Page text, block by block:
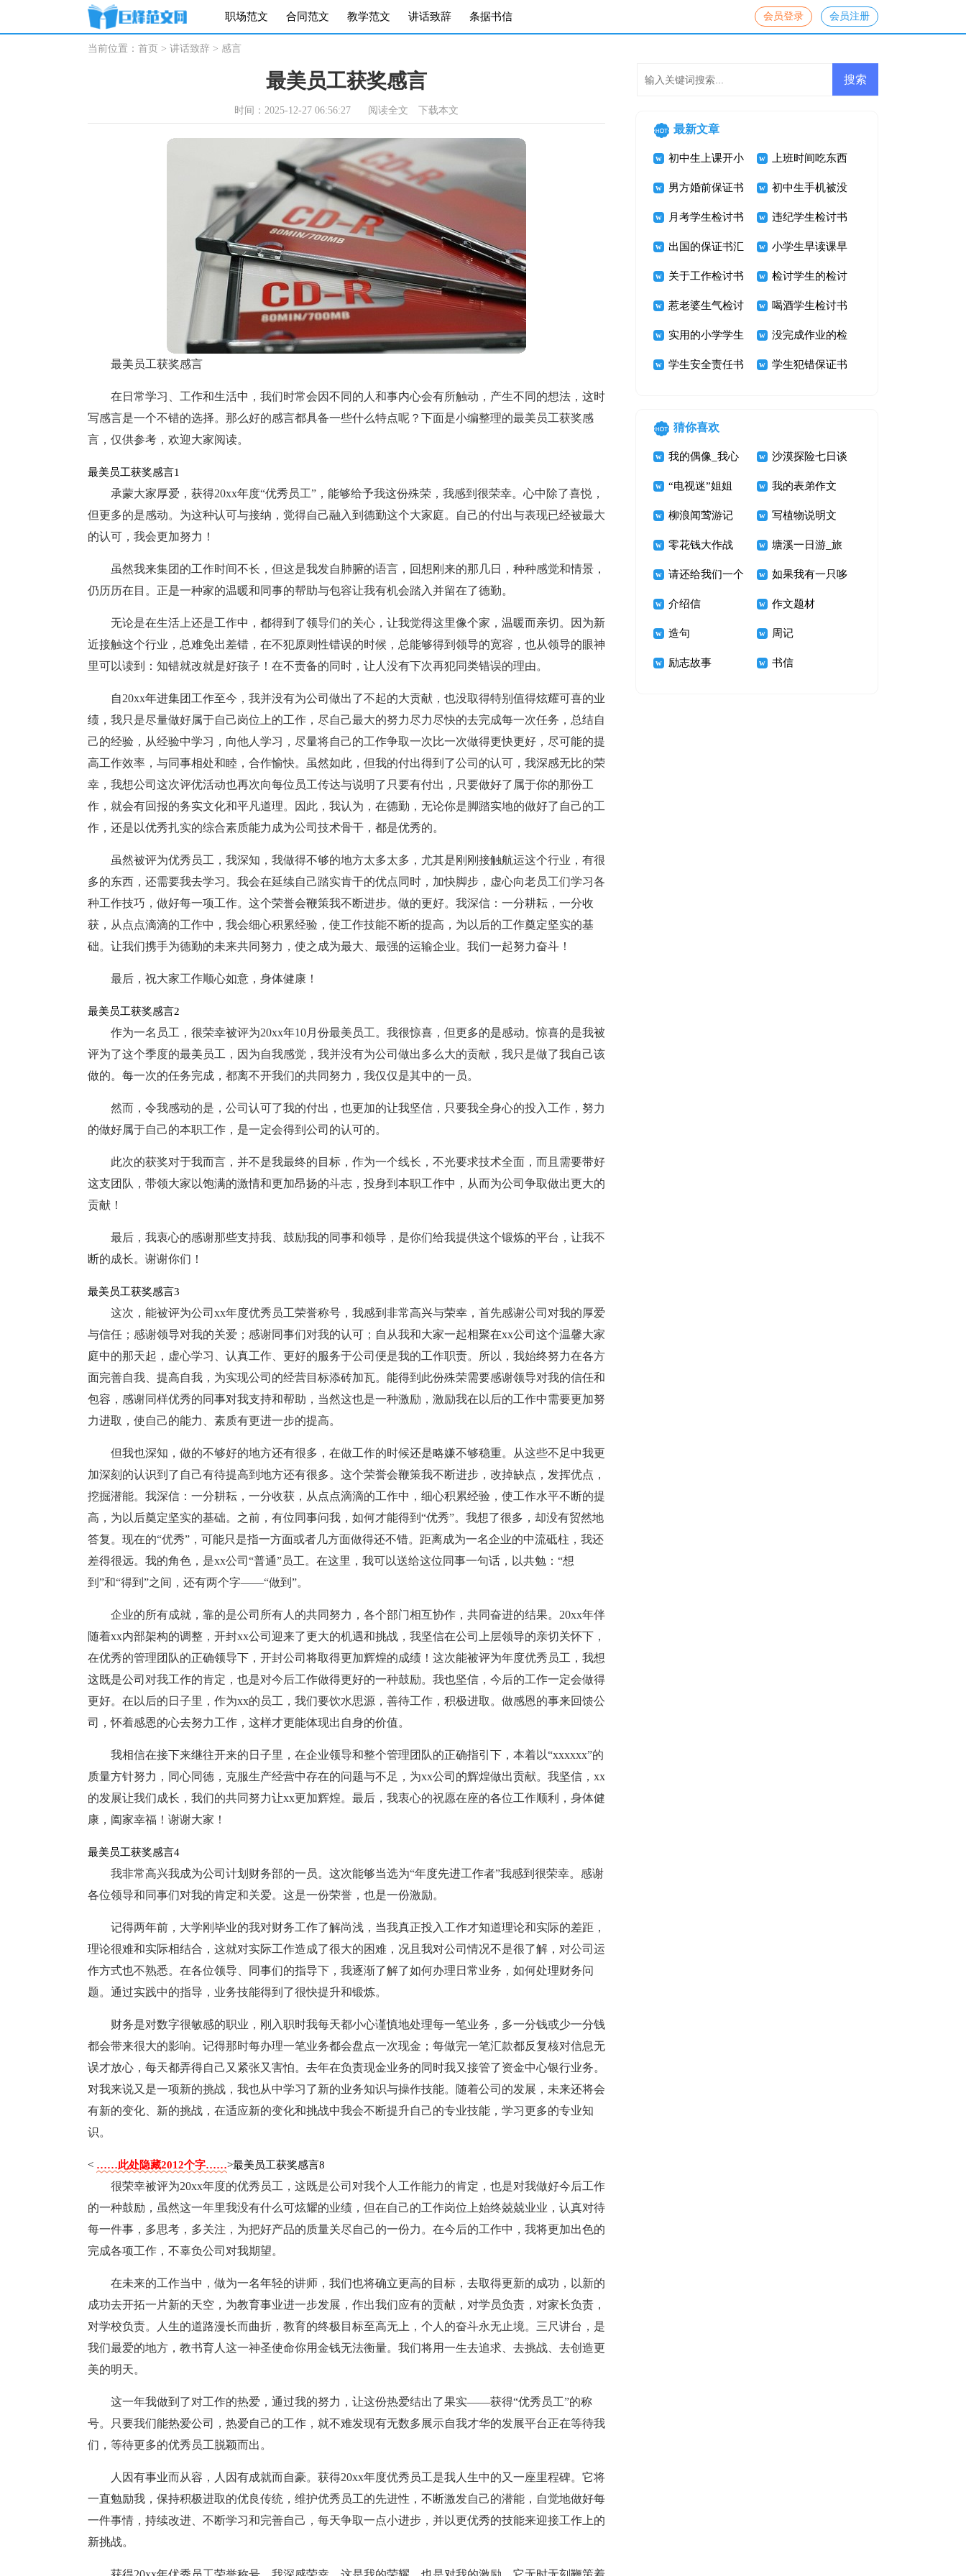
职场范文 合同范文 教学范文 讲话致辞 条据书信 会员登录 会员注册
当前位置： 首页 > 讲话致辞 > 感言
最美员工获奖感言
时间：2025-12-27 06:56:27 阅读全文 下载本文
最美员工获奖感言
在日常学习、工作和生活中，我们时常会因不同的人和事内心会有所触动，产生不同的想法，这时
写感言是一个不错的选择。那么好的感言都具备一些什么特点呢？下面是小编整理的最美员工获奖感
言，仅供参考，欢迎大家阅读。
最美员工获奖感言1
承蒙大家厚爱，获得20xx年度“优秀员工”，能够给予我这份殊荣，我感到很荣幸。心中除了喜悦，
但更多的是感动。为这种认可与接纳，觉得自己融入到德勤这个大家庭。自己的付出与表现已经被最大
的认可，我会更加努力！
虽然我来集团的工作时间不长，但这是我发自肺腑的语言，回想刚来的那几日，种种感觉和情景，
仍历历在目。正是一种家的温暖和同事的帮助与包容让我有机会踏入并留在了德勤。
无论是在生活上还是工作中，都得到了领导们的关心，让我觉得这里像个家，温暖而亲切。因为新
近接触这个行业，总难免出差错，在不犯原则性错误的时候，总能够得到领导的宽容，也从领导的眼神
里可以读到：知错就改就是好孩子！在不责备的同时，让人没有下次再犯同类错误的理由。
自20xx年进集团工作至今，我并没有为公司做出了不起的大贡献，也没取得特别值得炫耀可喜的业
绩，我只是尽量做好属于自己岗位上的工作，尽自己最大的努力尽力尽快的去完成每一次任务，总结自
己的经验，从经验中学习，向他人学习，尽量将自己的工作争取一次比一次做得更快更好，尽可能的提
高工作效率，与同事相处和睦，合作愉快。虽然如此，但我的付出得到了公司的认可，我深感无比的荣
幸，我想公司这次评优活动也再次向每位员工传达与说明了只要有付出，只要做好了属于你的那份工
作，就会有回报的务实文化和平凡道理。因此，我认为，在德勤，无论你是脚踏实地的做好了自己的工
作，还是以优秀扎实的综合素质能力成为公司技术骨干，都是优秀的。
虽然被评为优秀员工，我深知，我做得不够的地方太多太多，尤其是刚刚接触航运这个行业，有很
多的东西，还需要我去学习。我会在延续自己踏实肯干的优点同时，加快脚步，虚心向老员工们学习各
种工作技巧，做好每一项工作。这个荣誉会鞭策我不断进步。做的更好。我深信：一分耕耘，一分收
获，从点点滴滴的工作中，我会细心积累经验，使工作技能不断的提高，为以后的工作奠定坚实的基
础。让我们携手为德勤的未来共同努力，使之成为最大、最强的运输企业。我们一起努力奋斗！
最后，祝大家工作顺心如意，身体健康！
最美员工获奖感言2
作为一名员工，很荣幸被评为20xx年10月份最美员工。我很惊喜，但更多的是感动。惊喜的是我被
评为了这个季度的最美员工，因为自我感觉，我并没有为公司做出多么大的贡献，我只是做了我自己该
做的。每一次的任务完成，都离不开我们的共同努力，我仅仅是其中的一员。
然而，令我感动的是，公司认可了我的付出，也更加的让我坚信，只要我全身心的投入工作，努力
的做好属于自己的本职工作，是一定会得到公司的认可的。
此次的获奖对于我而言，并不是我最终的目标，作为一个线长，不光要求技术全面，而且需要带好
这支团队，带领大家以饱满的激情和更加昂扬的斗志，投身到本职工作中，从而为公司争取做出更大的
贡献！
最后，我衷心的感谢那些支持我、鼓励我的同事和领导，是你们给我提供这个锻炼的平台，让我不
断的成长。谢谢你们！
最美员工获奖感言3
这次，能被评为公司xx年度优秀员工荣誉称号，我感到非常高兴与荣幸，首先感谢公司对我的厚爱
与信任；感谢领导对我的关爱；感谢同事们对我的认可；自从我和大家一起相聚在xx公司这个温馨大家
庭中的那天起，虚心学习、认真工作、更好的服务于公司便是我的工作职责。所以，我始终努力在各方
面完善自我、提高自我，为实现公司的经营目标添砖加瓦。能得到此份殊荣需要感谢领导对我的信任和
包容，感谢同样优秀的同事对我支持和帮助，当然这也是一种激励，激励我在以后的工作中需要更加努
力进取，使自己的能力、素质有更进一步的提高。
但我也深知，做的不够好的地方还有很多，在做工作的时候还是略嫌不够稳重。从这些不足中我更
加深刻的认识到了自己有待提高到地方还有很多。这个荣誉会鞭策我不断进步，改掉缺点，发挥优点，
挖掘潜能。我深信：一分耕耘，一分收获，从点点滴滴的工作中，细心积累经验，使工作水平不断的提
高，为以后奠定坚实的基础。之前，有位同事问我，如何才能得到“优秀”。我想了很多，却没有贸然地
答复。现在的“优秀”，可能只是指一方面或者几方面做得还不错。距离成为一名企业的中流砥柱，我还
差得很远。我的角色，是xx公司“普通”员工。在这里，我可以送给这位同事一句话，以共勉：“想
到”和“得到”之间，还有两个字——“做到”。
企业的所有成就，靠的是公司所有人的共同努力，各个部门相互协作，共同奋进的结果。20xx年伴
随着xx内部架构的调整，开封xx公司迎来了更大的机遇和挑战，我坚信在公司上层领导的亲切关怀下，
在优秀的管理团队的正确领导下，开封公司将取得更加辉煌的成绩！这次能被评为年度优秀员工，我想
这既是公司对我工作的肯定，也是对今后工作做得更好的一种鼓励。我也坚信，今后的工作一定会做得
更好。在以后的日子里，作为xx的员工，我们要饮水思源，善待工作，积极进取。做感恩的事来回馈公
司，怀着感恩的心去努力工作，这样才更能体现出自身的价值。
我相信在接下来继往开来的日子里，在企业领导和整个管理团队的正确指引下，本着以“xxxxxx”的
质量方针努力，同心同德，克服生产经营中存在的问题与不足，为xx公司的辉煌做出贡献。我坚信，xx
的发展让我们成长，我们的共同努力让xx更加辉煌。最后，我衷心的祝愿在座的各位工作顺利，身体健
康，阖家幸福！谢谢大家！
最美员工获奖感言4
我非常高兴我成为公司计划财务部的一员。这次能够当选为“年度先进工作者”我感到很荣幸。感谢
各位领导和同事们对我的肯定和关爱。这是一份荣誉，也是一份激励。
记得两年前，大学刚毕业的我对财务工作了解尚浅，当我真正投入工作才知道理论和实际的差距，
理论很难和实际相结合，这就对实际工作造成了很大的困难，况且我对公司情况不是很了解，对公司运
作方式也不熟悉。在各位领导、同事们的指导下，我逐渐了解了如何办理日常业务，如何处理财务问
题。通过实践中的指导，业务技能得到了很快提升和锻炼。
财务是对数字很敏感的职业，刚入职时我每天都小心谨慎地处理每一笔业务，多一分钱或少一分钱
都会带来很大的影响。记得那时每办理一笔业务都会盘点一次现金；每做完一笔汇款都反复核对信息无
误才放心，每天都弄得自己又紧张又害怕。去年在负责现金业务的同时我又接管了资金中心银行业务。
对我来说又是一项新的挑战，我也从中学习了新的业务知识与操作技能。随着公司的发展，未来还将会
有新的变化、新的挑战，在适应新的变化和挑战中我会不断提升自己的专业技能，学习更多的专业知
识。
< ……此处隐藏2012个字……>最美员工获奖感言8
很荣幸被评为20xx年度的优秀员工，这既是公司对我个人工作能力的肯定，也是对我做好今后工作
的一种鼓励，虽然这一年里我没有什么可炫耀的业绩，但在自己的工作岗位上始终兢兢业业，认真对待
每一件事，多思考，多关注，为把好产品的质量关尽自己的一份力。在今后的工作中，我将更加出色的
完成各项工作，不辜负公司对我期望。
在未来的工作当中，做为一名年轻的讲师，我们也将确立更高的目标，去取得更新的成功，以新的
成功去开拓一片新的天空，为教育事业进一步发展，作出我们应有的贡献，对学员负责，对家长负责，
对学校负责。人生的道路漫长而曲折，教育的终极目标至高无上，个人的奋斗永无止境。三尺讲台，是
我们最爱的地方，教书育人这一神圣使命你用金钱无法衡量。我们将用一生去追求、去挑战、去创造更
美的明天。
这一年我做到了对工作的热爱，通过我的努力，让这份热爱结出了果实——获得“优秀员工”的称
号。只要我们能热爱公司，热爱自己的工作，就不难发现有无数多展示自我才华的发展平台正在等待我
们，等待更多的优秀员工脱颖而出。
人因有事业而从容，人因有成就而自豪。获得20xx年度优秀员工是我人生中的又一座里程碑。它将
一直勉励我，保持积极进取的优良传统，维护优秀员工的先进性，不断激发自己的潜能，自觉地做好每
一件事情，持续改进、不断学习和完善自己，每天争取一点小进步，并以更优秀的技能来迎接工作上的
新挑战。
最新文章
初中生上课开小
差检讨书
上班时间吃东西
检讨书
男方婚前保证书 初中生手机被没
收检讨书
月考学生检讨书
汇编6篇
违纪学生检讨书
3篇
出国的保证书汇
编七篇
小学生早读课早
退检讨书
关于工作检讨书 检讨学生的检讨
书集锦五篇
惹老婆生气检讨
书
喝酒学生检讨书
模板集合六篇
实用的小学学生
检讨书范文五篇
没完成作业的检
讨书
学生安全责任书 学生犯错保证书
猜你喜欢
我的偶像_我心
中的鲁迅先生作
文800字
沙漠探险七日谈
“电视迷”姐姐 我的表弟作文
柳浪闻莺游记 写植物说明文
400字 打破碗花
零花钱大作战 塘溪一日游_旅
游记事作文700
字
请还给我们一个
美丽的家
如果我有一只哆
啦A梦
介绍信 作文题材
造句 周记
励志故事 书信